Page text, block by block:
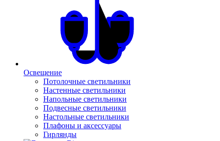
Освещение
Потолочные светильники
Настенные светильники
Напольные светильники
Подвесные светильники
Настольные светильники
Плафоны и аксессуары
Гирлянды